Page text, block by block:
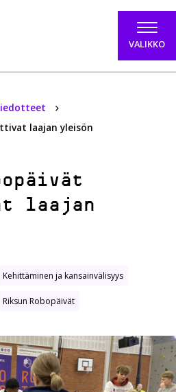
VALIKKO
laajan yleisön
laajan
Kehittäminen ja kansainvälisyys
Riksun Robopäivät